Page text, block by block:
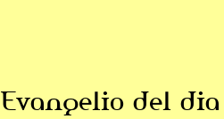
Evangelio del dia